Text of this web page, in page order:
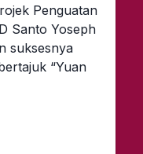
Penguatan
Santo Yoseph
suksesnya
“Yuan